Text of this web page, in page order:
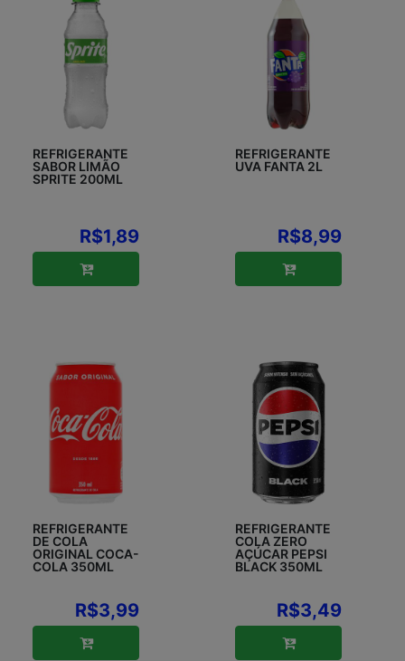
REFRIGERANTE
SABOR LIMÃO
SPRITE 200ML
R$1,89
REFRIGERANTE
UVA FANTA 2L
R$8,99
REFRIGERANTE
DE COLA
ORIGINAL COCA-
COLA 350ML
R$3,99
REFRIGERANTE
COLA ZERO
AÇÚCAR PEPSI
BLACK 350ML
R$3,49